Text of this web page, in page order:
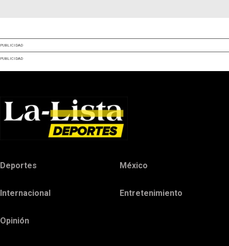
PUBLICIDAD
PUBLICIDAD
Deportes México
Internacional Entretenimiento
Opinión